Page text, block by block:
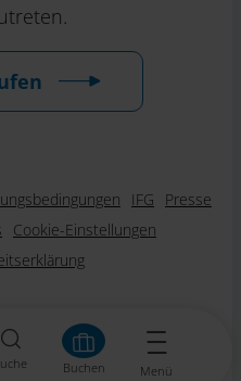
Buchen Menü
IFG
Presse
Cookie-Einstellungen